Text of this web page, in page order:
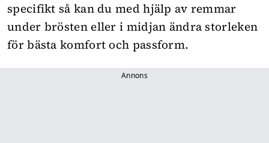
specifikt så kan du med hjälp av remmar
under brösten eller i midjan ändra storleken
för bästa komfort och passform.
Annons